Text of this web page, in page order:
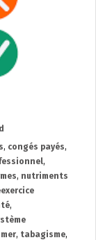
, congés payés,
,
, nutriments
,
, tabagisme,